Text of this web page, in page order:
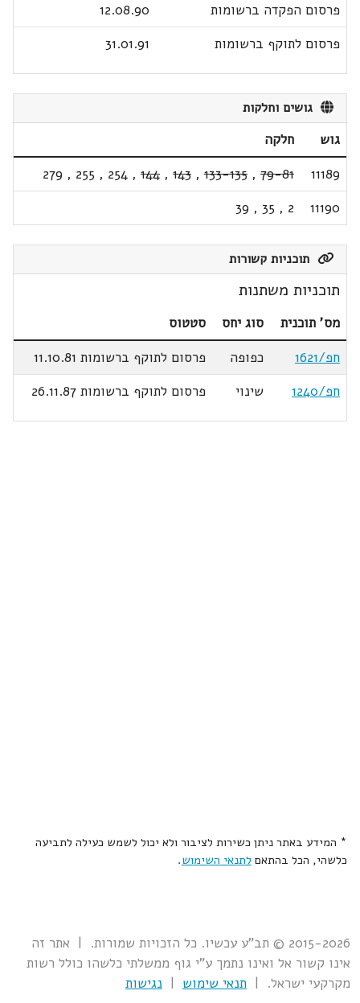
פרסום הפקדה ברשומות
12.08.90
פרסום לתוקף ברשומות
31.01.91
גושים וחלקות
גוש
חלקה
11189
79-81
,
133-135
,
143
,
144
,
254
,
255
,
279
11190
2
,
35
,
39
תוכניות קשורות
תוכניות משתנות
מס' תוכנית סוג יחס
סטטוס
חפ/1621
כפופה
פרסום לתוקף ברשומות 11.10.81
חפ/1240
שינוי פרסום לתוקף ברשומות 26.11.87
* המידע באתר ניתן כשירות לציבור ולא יכול לשמש כעילה לתביעה
כלשהי, הכל בהתאם לתנאי השימוש.
2015-2026 © תב"ע עכשיו. כל הזכויות שמורות. | אתר זה
אינו קשור אל ואינו נתמך ע"י גוף ממשלתי כלשהו כולל רשות
מקרקעי ישראל. | תנאי שימוש | נגישות